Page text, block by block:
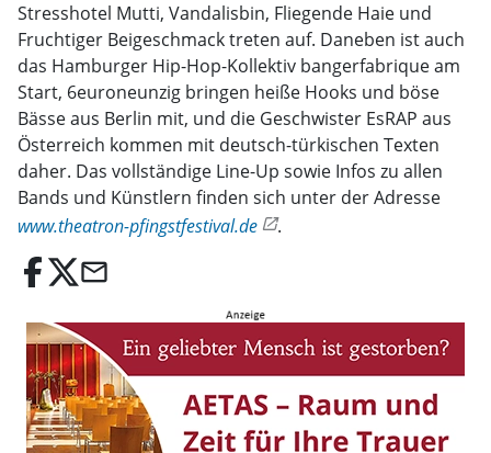
Stresshotel Mutti, Vandalisbin, Fliegende Haie und
Fruchtiger Beigeschmack treten auf. Daneben ist auch
das Hamburger Hip-Hop-Kollektiv bangerfabrique am
Start, 6euroneunzig bringen heiße Hooks und böse
Bässe aus Berlin mit, und die Geschwister EsRAP aus
Österreich kommen mit deutsch-türkischen Texten
daher. Das vollständige Line-Up sowie Infos zu allen
Bands und Künstlern finden sich unter der Adresse
www.theatron-pfingstfestival.de
.
email